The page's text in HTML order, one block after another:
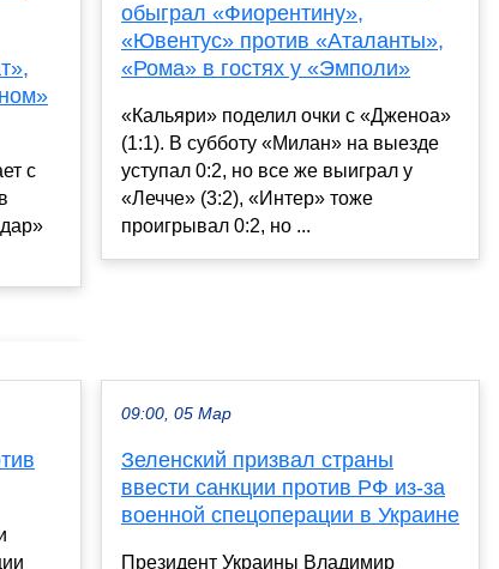
с
обыграл «Фиорентину»,
«Ювентус» против «Аталанты»,
«Рома» в гостях у «Эмполи»
«Кальяри» поделил очки с «Дженоа»
(1:1). В субботу «Милан» на выезде
уступал 0:2, но все же выиграл у
«Лечче» (3:2), «Интер» тоже
проигрывал 0:2, но ...
09:00, 05 Мар
Зеленский призвал страны
ввести санкции против РФ из-за
военной спецоперации в Украине
Президент Украины Владимир